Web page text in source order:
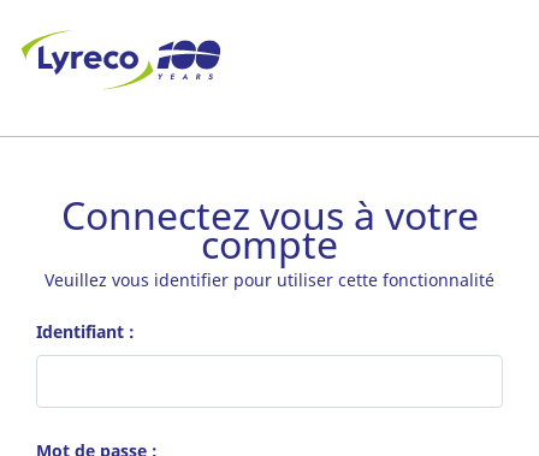
Connectez vous à votre
compte
Veuillez vous identifier pour utiliser cette fonctionnalité
Identifiant :
Mot de passe :